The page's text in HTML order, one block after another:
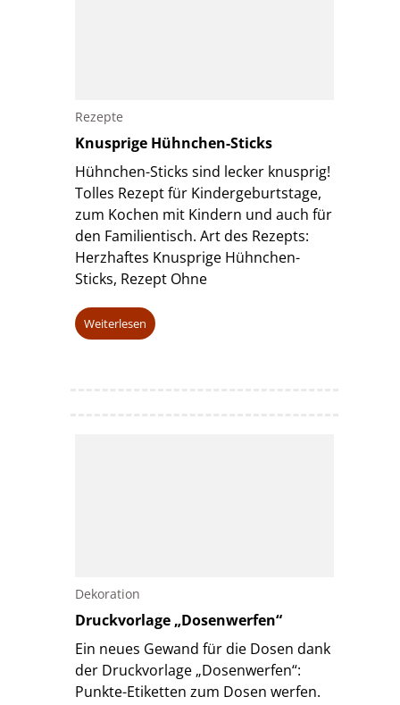
Rezepte
Knusprige Hühnchen-Sticks
Hühnchen-Sticks sind lecker knusprig!
Tolles Rezept für Kindergeburtstage,
zum Kochen mit Kindern und auch für
den Familientisch. Art des Rezepts:
Herzhaftes Knusprige Hühnchen-
Sticks, Rezept Ohne
Weiterlesen
Dekoration
Druckvorlage „Dosenwerfen“
Ein neues Gewand für die Dosen dank
der Druckvorlage „Dosenwerfen“:
Punkte-Etiketten zum Dosen werfen.